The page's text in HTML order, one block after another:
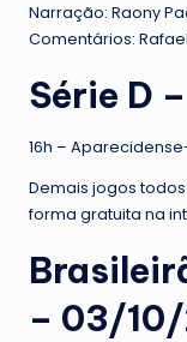
Narração: Raony
Comentários:
Série D
16h –
Demais jogos
forma gratuita na
– 03/